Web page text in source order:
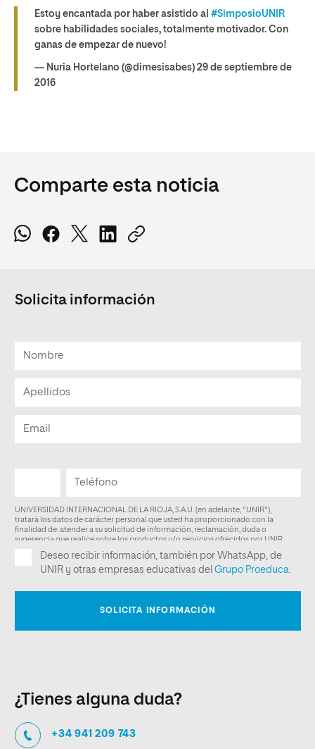
Estoy encantada por haber asistido al #SimposioUNIR
sobre habilidades sociales, totalmente motivador. Con
ganas de empezar de nuevo!
— Nuria Hortelano (@dimesisabes) 29 de septiembre de
2016
Comparte esta noticia
Solicita información
¿Tienes alguna duda?
+34 941 209 743